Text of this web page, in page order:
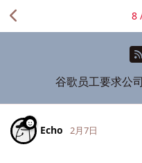
谷歌员工要求公
8
Echo 2月7日